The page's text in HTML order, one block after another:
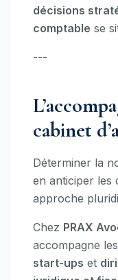
décisions
comptable se
---
cabinet
Déterminer la
en anticiper les
approche
Chez PRAX
accompagne les
start-ups et